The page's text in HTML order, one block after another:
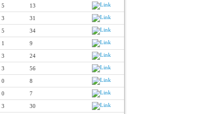
5 13
3 31
5 34
1 9
3 24
3 56
0 8
0 7
3 30